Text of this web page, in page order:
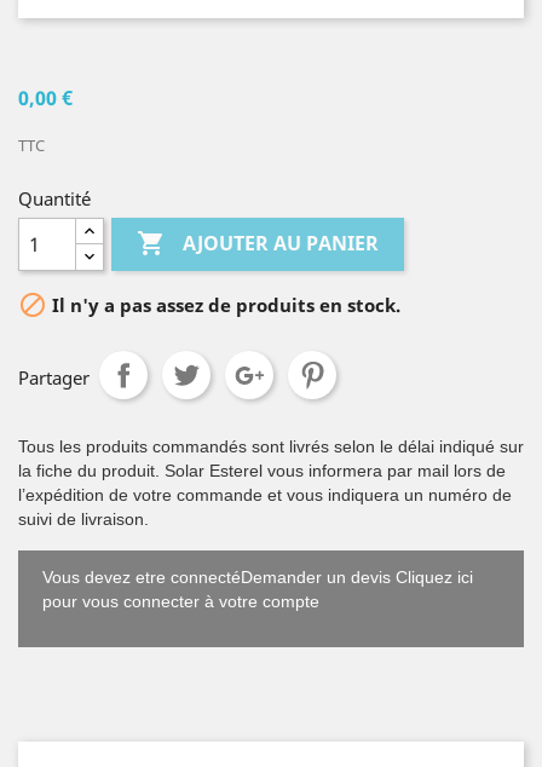
0,00 €
TTC
Quantité
 AJOUTER AU PANIER
 Il n'y a pas assez de produits en stock.
Partager
Tous les produits commandés sont livrés selon le délai indiqué sur
la fiche du produit. Solar Esterel vous informera par mail lors de
l’expédition de votre commande et vous indiquera un numéro de
suivi de livraison.
Vous devez etre connectéDemander un devis Cliquez ici
pour vous connecter à votre compte